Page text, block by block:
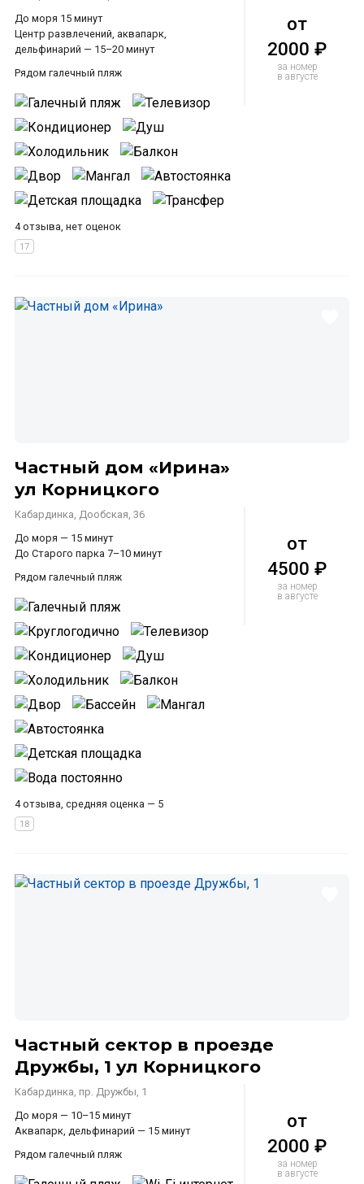
До моря 15 минут
Центр развлечений, аквапарк,
дельфинарий — 15–20 минут
Рядом галечный пляж
4 отзыва, нет оценок
от
2000 ₽
за номер
в августе
Частный дом «Ирина»
ул Корницкого
Кабардинка, Дообская, 36
До моря — 15 минут
До Старого парка 7–10 минут
Рядом галечный пляж
4 отзыва, средняя оценка — 5
от
4500 ₽
за номер
в августе
Частный сектор в проезде
Дружбы, 1 ул Корницкого
Кабардинка, пр. Дружбы, 1
До моря — 10–15 минут
Аквапарк, дельфинарий — 15 минут
Рядом галечный пляж
от
2000 ₽
за номер
в августе